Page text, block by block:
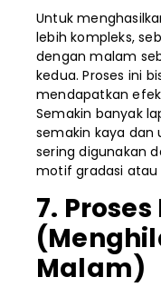
Untuk
lebih kompleks,
dengan malam
kedua. Proses ini
mendapatkan
Semakin banyak
semakin kaya dan
sering digunakan
motif gradasi atau
7.
Malam)